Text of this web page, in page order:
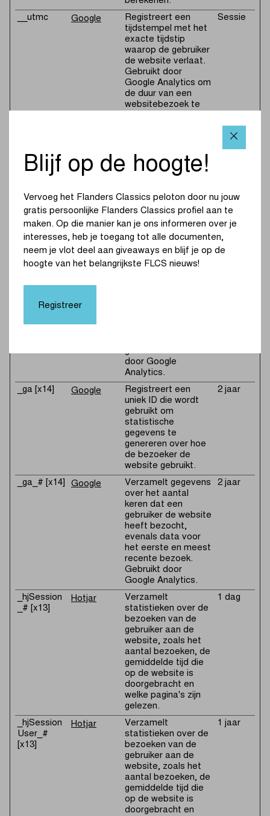
__utmc
Google
Registreert een
tijdstempel met het
exacte tijdstip
waarop de gebruiker
de website verlaat.
Gebruikt door
Google Analytics om
de duur van een
websitebezoek te
Sessie
aanvragen naar de
server te regelen.
1 dag
gebruiker
gedefinieerde
trackingparameters
op voor gebruik in
Google Analytics.
__utmz Google
Verzamelt gegevens
over waar de
gebruikt. Gebruikt
door Google
Analytics.
6
_ga [x14] Google
Registreert een
uniek ID die wordt
gebruikt om
statistische
gegevens te
genereren over hoe
de bezoeker de
website gebruikt.
2 jaar
_ga_# [x14] Google
Verzamelt gegevens
over het aantal
keren dat een
gebruiker de website
heeft bezocht,
evenals data voor
het eerste en meest
recente bezoek.
Gebruikt door
Google Analytics.
2 jaar
_hjSession
_# [x13]
Hotjar
Verzamelt
statistieken over de
bezoeken van de
gebruiker aan de
website, zoals het
aantal bezoeken, de
gemiddelde tijd die
op de website is
doorgebracht en
welke pagina's zijn
gelezen.
1 dag
_hjSession
User_#
[x13]
Hotjar
Verzamelt
statistieken over de
bezoeken van de
gebruiker aan de
website, zoals het
aantal bezoeken, de
gemiddelde tijd die
op de website is
doorgebracht en
1 jaar
Blijf op de hoogte!
Vervoeg het Flanders Classics peloton door nu jouw
gratis persoonlijke Flanders Classics profiel aan te
maken. Op die manier kan je ons informeren over je
interesses, heb je toegang tot alle documenten,
neem je vlot deel aan giveaways en blijf je op de
hoogte van het belangrijkste FLCS nieuws!
Registreer